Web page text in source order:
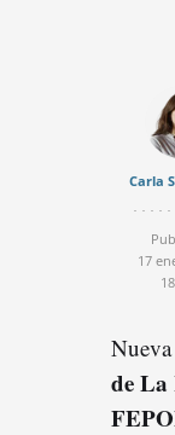
Carla
17
Nueva
de La